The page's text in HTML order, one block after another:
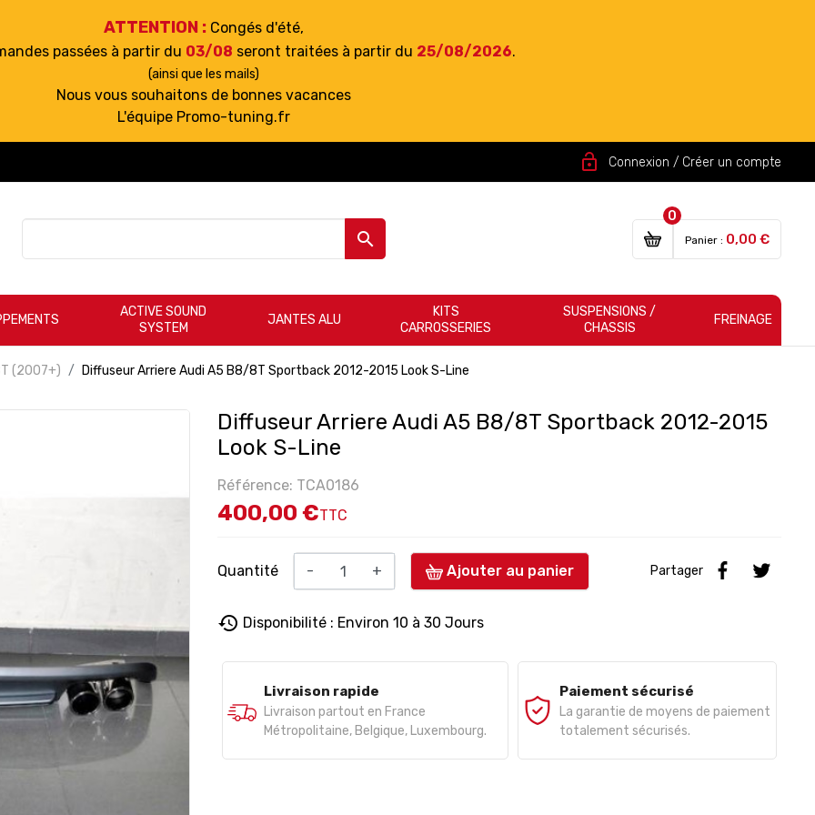
ATTENTION : Congés d'été,
passées à partir du 03/08 seront traitées à partir du 25/08/2026.
(ainsi que les mails)
Nous vous souhaitons de bonnes vacances
L'équipe Promo-tuning.fr
lock_open Connexion / Créer un compte

0
Panier : 0,00 €
ACTIVE SOUND
SYSTEM
JANTES ALU
KITS
CARROSSERIES
SUSPENSIONS /
CHASSIS
FREINAGE
(2007+) Diffuseur Arriere Audi A5 B8/8T Sportback 2012-2015 Look S-Line
Diffuseur Arriere Audi A5 B8/8T Sportback 2012-2015
Look S-Line
Référence: TCA0186
400,00 €TTC
Quantité - + Ajouter au panier Partager
history Disponibilité : Environ 10 à 30 Jours
Livraison rapide
Livraison partout en France
Métropolitaine, Belgique, Luxembourg.
Paiement sécurisé
La garantie de moyens de paiement
totalement sécurisés.